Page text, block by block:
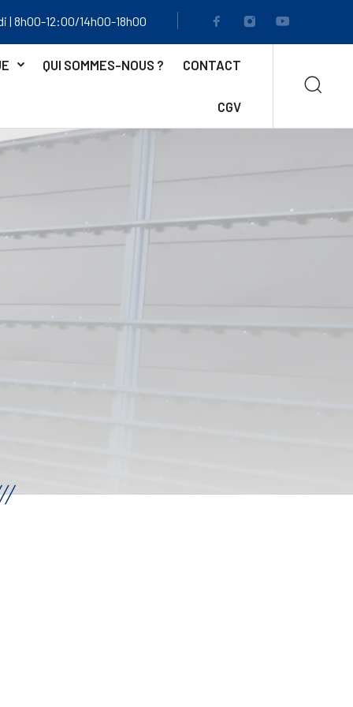
| 8h00-12:00/14h00-18h00
QUI SOMMES-NOUS ? CONTACT
CGV